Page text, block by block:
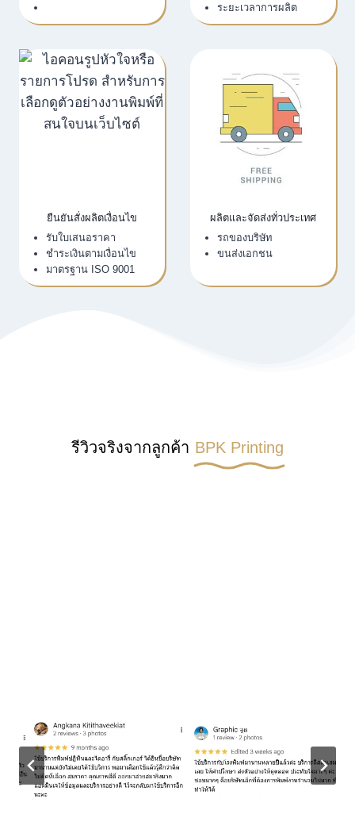
ระยะเวลาการผลิต
ยืนยันสั่งผลิตเงื่อนไข
รับใบเสนอราคา
ชำระเงินตามเงื่อนไข
มาตรฐาน ISO 9001
ผลิตและจัดส่งทั่วประเทศ
รถของบริษัท
ขนส่งเอกชน
รีวิวจริงจากลูกค้า BPK Printing